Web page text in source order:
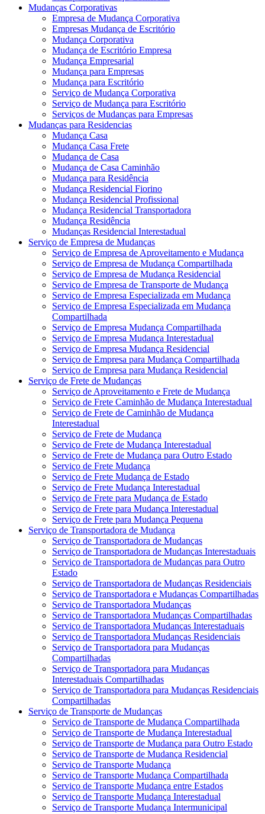
Mudanças Corporativas
Empresa de Mudança Corporativa
Empresas Mudança de Escritório
Mudança Corporativa
Mudança de Escritório Empresa
Mudança Empresarial
Mudança para Empresas
Mudança para Escritório
Serviço de Mudança Corporativa
Serviço de Mudança para Escritório
Serviços de Mudanças para Empresas
Mudanças para Residencias
Mudança Casa
Mudança Casa Frete
Mudança de Casa
Mudança de Casa Caminhão
Mudança para Residência
Mudança Residencial Fiorino
Mudança Residencial Profissional
Mudança Residencial Transportadora
Mudança Residência
Mudanças Residencial Interestadual
Serviço de Empresa de Mudanças
Serviço de Empresa de Aproveitamento e Mudança
Serviço de Empresa de Mudança Compartilhada
Serviço de Empresa de Mudança Residencial
Serviço de Empresa de Transporte de Mudança
Serviço de Empresa Especializada em Mudança
Serviço de Empresa Especializada em Mudança
Compartilhada
Serviço de Empresa Mudança Compartilhada
Serviço de Empresa Mudança Interestadual
Serviço de Empresa Mudança Residencial
Serviço de Empresa para Mudança Compartilhada
Serviço de Empresa para Mudança Residencial
Serviço de Frete de Mudanças
Serviço de Aproveitamento e Frete de Mudança
Serviço de Frete Caminhão de Mudança Interestadual
Serviço de Frete de Caminhão de Mudança
Interestadual
Serviço de Frete de Mudança
Serviço de Frete de Mudança Interestadual
Serviço de Frete de Mudança para Outro Estado
Serviço de Frete Mudança
Serviço de Frete Mudança de Estado
Serviço de Frete Mudança Interestadual
Serviço de Frete para Mudança de Estado
Serviço de Frete para Mudança Interestadual
Serviço de Frete para Mudança Pequena
Serviço de Transportadora de Mudança
Serviço de Transportadora de Mudanças
Serviço de Transportadora de Mudanças Interestaduais
Serviço de Transportadora de Mudanças para Outro
Estado
Serviço de Transportadora de Mudanças Residenciais
Serviço de Transportadora e Mudanças Compartilhadas
Serviço de Transportadora Mudanças
Serviço de Transportadora Mudanças Compartilhadas
Serviço de Transportadora Mudanças Interestaduais
Serviço de Transportadora Mudanças Residenciais
Serviço de Transportadora para Mudanças
Compartilhadas
Serviço de Transportadora para Mudanças
Interestaduais Compartilhadas
Serviço de Transportadora para Mudanças Residenciais
Compartilhadas
Serviço de Transporte de Mudanças
Serviço de Transporte de Mudança Compartilhada
Serviço de Transporte de Mudança Interestadual
Serviço de Transporte de Mudança para Outro Estado
Serviço de Transporte de Mudança Residencial
Serviço de Transporte Mudança
Serviço de Transporte Mudança Compartilhada
Serviço de Transporte Mudança entre Estados
Serviço de Transporte Mudança Interestadual
Serviço de Transporte Mudança Intermunicipal